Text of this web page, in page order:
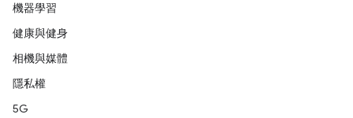
機器學習
健康與健身
相機與媒體
隱私權
5G